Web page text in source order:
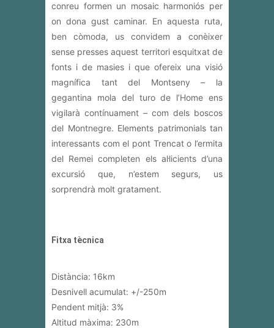
conreu formen un mosaic harmoniós per
on dona gust caminar. En aquesta ruta,
ben còmoda, us convidem a conèixer
sense presses aquest territori esquitxat de
fonts i de masies i que ofereix una visió
magnífica tant del Montseny – la
gegantina mola del turo de l’Home ens
vigilarà contínuament – com dels boscos
del Montnegre. Elements patrimonials tan
interessants com el pont Trencat o l’ermita
del Remei completen els al·licients d’una
excursió que, n’estem segurs, us
sorprendrà molt gratament.
Fitxa tècnica
Distància: 16km
Desnivell acumulat: +/-250m
Pendent mitjà: 3%
Altitud màxima: 230m